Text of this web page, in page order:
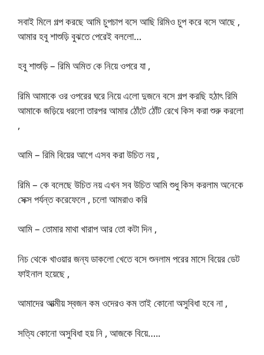
সবাই মিলে গল্প করছে আমি চুপচাপ বসে আছি রিমিও চুপ করে বসে আছে ,
আমার হবু শাশুড়ি বুঝতে পেরেই বললো…
হবু শাশুড়ি – রিমি অমিত কে নিয়ে ওপরে যা ,
রিমি আমাকে ওর ওপরের ঘরে নিয়ে এলো দুজনে বসে গল্প করছি হঠাৎ রিমি
আমাকে জড়িয়ে ধরলো তারপর আমার ঠোঁটে ঠোঁট রেখে কিস করা শুরু করলো
,
আমি – রিমি বিয়ের আগে এসব করা উচিত নয় ,
রিমি – কে বলেছে উচিত নয় এখন সব উচিত আমি শুধু কিস করলাম অনেকে
সেক্স পর্যন্ত করেফেলে , চলো আমরাও করি
আমি – তোমার মাথা খারাপ আর তো কটা দিন ,
নিচ থেকে খাওয়ার জন্য ডাকলো খেতে বসে শুনলাম পরের মাসে বিয়ের ডেট
ফাইনাল হয়েছে ,
আমাদের আত্মীয় স্বজন কম ওদেরও কম তাই কোনো অসুবিধা হবে না ,
সত্যি কোনো অসুবিধা হয় নি , আজকে বিয়ে…..